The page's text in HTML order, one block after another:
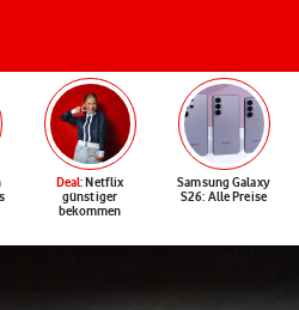
Deal: Netflix
günstiger
bekommen
Samsung Galaxy
S26: Alle Preise